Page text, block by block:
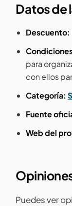
Datos de
Descuento:
para
con ellos
Categoría:
Fuente
Web del
Puedes ver